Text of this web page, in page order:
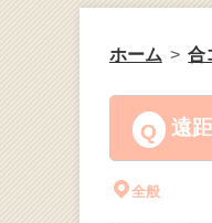
ホーム 合
遠
全般